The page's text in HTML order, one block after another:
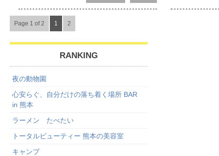
Page 1 of 2 1 2
RANKING
夜の動物園
心安らぐ、自分だけの落ち着く場所 BAR
in 熊本
ラーメン たべたい
トータルビューティー 熊本の美容室
キャンプ